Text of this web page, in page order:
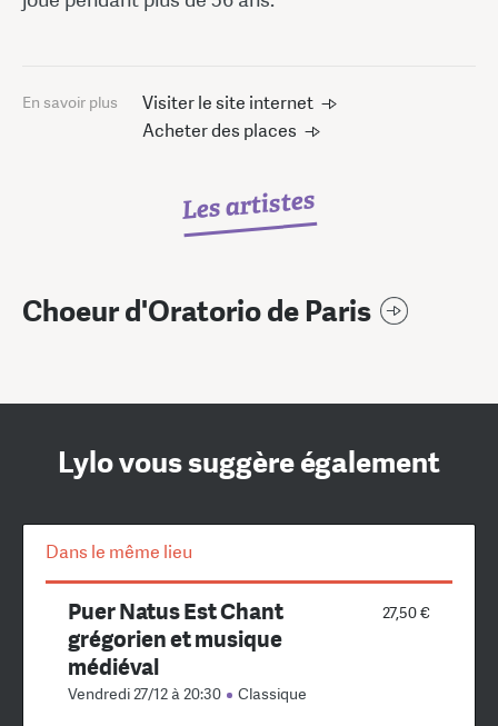
En savoir plus
Visiter le site internet
Acheter des places
Les artistes
Choeur d'Oratorio de Paris
Lylo vous suggère également
Dans le même lieu
27,50 €
Puer Natus Est Chant
grégorien et musique
médiéval
Vendredi 27/12 à 20:30 Classique